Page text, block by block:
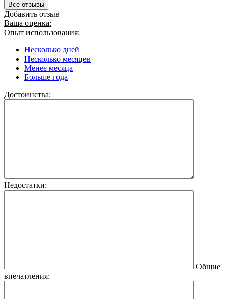
Все отзывы
Добавить отзыв
Ваша оценка:
Опыт использования:
Несколько дней
Несколько месяцев
Менее месяца
Больше года
Достоинства:
Недостатки:
Общие
впечатления: